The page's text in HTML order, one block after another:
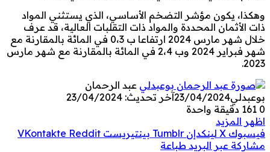
وهكذا، يكون مؤشر التضخم الأساسي، الذي يستثني المواد
ذات الأثمان المحددة والمواد ذات التقلبات العالية، قد عرف
خلال شهر مارس 2024 ارتفاعا ب 0،3 في المائة بالمقارنة مع
شهر فبراير 2024 وب 2،4 في المائة بالمقارنة مع شهر مارس
2023.
عبد الرحمان
بوعبدلي23/04/2024آخر تحديث: 23/04/2024
0
دقيقة واحدة
اظهر المزيد
فيسبوك ‫X لينكدإن بينتيريست
مشاركة عبر البريد طباعة